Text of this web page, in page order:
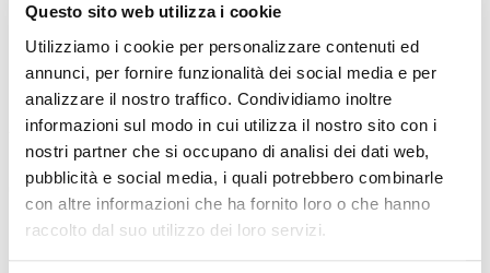
Questo sito web utilizza i cookie
Utilizziamo i cookie per personalizzare contenuti ed
annunci, per fornire funzionalità dei social media e per
analizzare il nostro traffico. Condividiamo inoltre
informazioni sul modo in cui utilizza il nostro sito con i
nostri partner che si occupano di analisi dei dati web,
pubblicità e social media, i quali potrebbero combinarle
con altre informazioni che ha fornito loro o che hanno
raccolto dal suo utilizzo dei loro servizi.
6 Agosto 2026
Addetti alla conduzione di carrelli elevatori semoventi
con conducente a bordo
Contenuti TEORIA (8 ore) – il 23/10/2026 dalle 09:00 alle 13:00
15 Maggio 2026